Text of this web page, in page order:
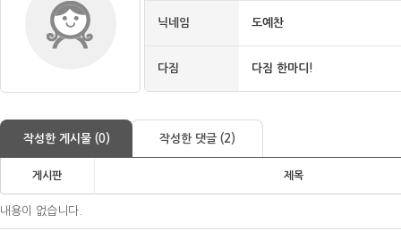
닉네임 도예찬
다짐 다짐 한마디!
작성한 게시물 (0) 작성한 댓글 (2)
게시판 제목
내용이 없습니다.